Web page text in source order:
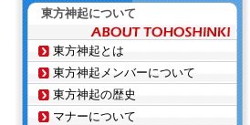
東方神起について
東方神起とは
東方神起メンバーについて
東方神起の歴史
マナーについて